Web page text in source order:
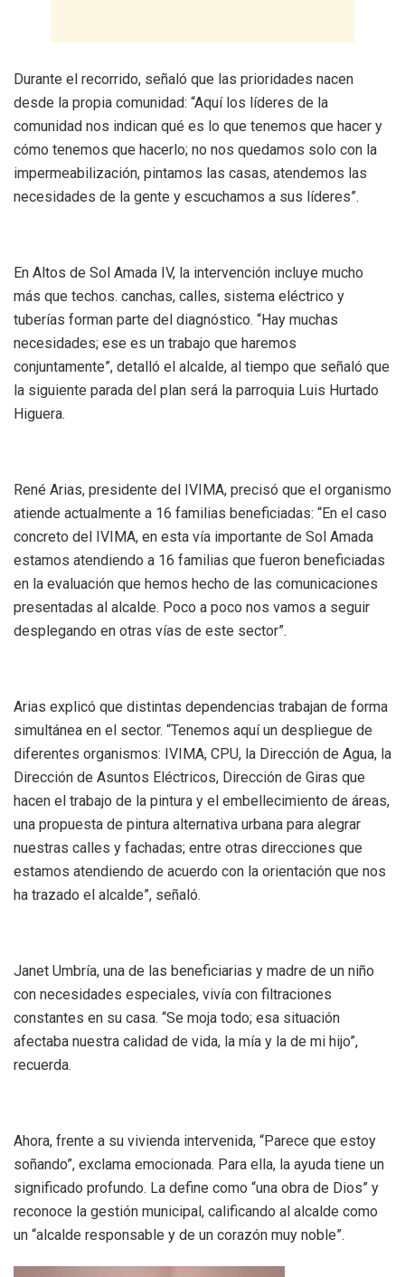
Durante el recorrido, señaló que las prioridades nacen
desde la propia comunidad: “Aquí los líderes de la
comunidad nos indican qué es lo que tenemos que hacer y
cómo tenemos que hacerlo; no nos quedamos solo con la
impermeabilización, pintamos las casas, atendemos las
necesidades de la gente y escuchamos a sus líderes”.
En Altos de Sol Amada IV, la intervención incluye mucho
más que techos. canchas, calles, sistema eléctrico y
tuberías forman parte del diagnóstico. “Hay muchas
necesidades; ese es un trabajo que haremos
conjuntamente”, detalló el alcalde, al tiempo que señaló que
la siguiente parada del plan será la parroquia Luis Hurtado
Higuera.
René Arias, presidente del IVIMA, precisó que el organismo
atiende actualmente a 16 familias beneficiadas: “En el caso
concreto del IVIMA, en esta vía importante de Sol Amada
estamos atendiendo a 16 familias que fueron beneficiadas
en la evaluación que hemos hecho de las comunicaciones
presentadas al alcalde. Poco a poco nos vamos a seguir
desplegando en otras vías de este sector”.
Arias explicó que distintas dependencias trabajan de forma
simultánea en el sector. “Tenemos aquí un despliegue de
diferentes organismos: IVIMA, CPU, la Dirección de Agua, la
Dirección de Asuntos Eléctricos, Dirección de Giras que
hacen el trabajo de la pintura y el embellecimiento de áreas,
una propuesta de pintura alternativa urbana para alegrar
nuestras calles y fachadas; entre otras direcciones que
estamos atendiendo de acuerdo con la orientación que nos
ha trazado el alcalde”, señaló.
Janet Umbría, una de las beneficiarias y madre de un niño
con necesidades especiales, vivía con filtraciones
constantes en su casa. “Se moja todo; esa situación
afectaba nuestra calidad de vida, la mía y la de mi hijo”,
recuerda.
Ahora, frente a su vivienda intervenida, “Parece que estoy
soñando”, exclama emocionada. Para ella, la ayuda tiene un
significado profundo. La define como “una obra de Dios” y
reconoce la gestión municipal, calificando al alcalde como
un “alcalde responsable y de un corazón muy noble”.